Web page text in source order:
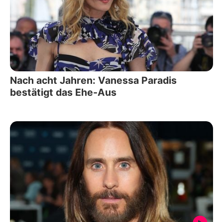
Nach acht Jahren: Vanessa Paradis
bestätigt das Ehe-Aus